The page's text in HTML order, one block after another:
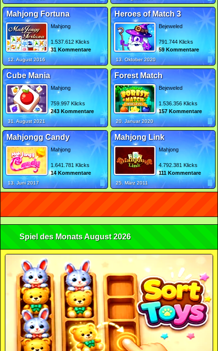
Mahjong Fortuna
Mahjong
1.537.612 Klicks
31 Kommentare
12. August 2016
Heroes of Match 3
Bejeweled
791.744 Klicks
59 Kommentare
13. Oktober 2020
Cube Mania
Mahjong
759.997 Klicks
243 Kommentare
31. August 2021
Forest Match
Bejeweled
1.536.356 Klicks
157 Kommentare
20. Januar 2020
Mahjongg Candy
Mahjong
1.641.781 Klicks
14 Kommentare
13. Juni 2017
Mahjong Link
Mahjong
4.792.381 Klicks
111 Kommentare
25. März 2011
Spiel des Monats August 2026